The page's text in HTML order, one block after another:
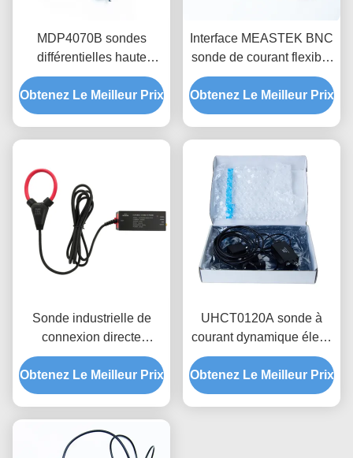
MDP4070B sondes
différentielles haute
tension, portée 700V,
mesure flottante de bande
passante 100MHz pour
Obtenez Le Meilleur Prix
Interface MEASTEK BNC
sonde de courant flexible
série LCTB sonde de
bobine flexible Rogowski
personnalisable
Obtenez Le Meilleur Prix
Sonde industrielle de
connexion directe
MEASTEK série LCTD
Sonde de courant flexible
à basse fréquence,
tension
Obtenez Le Meilleur Prix
UHCT0120A sonde à
courant dynamique élevé
0,12 kA Période
maximale 70%/ms
Attenuation, conception
Obtenez Le Meilleur Prix